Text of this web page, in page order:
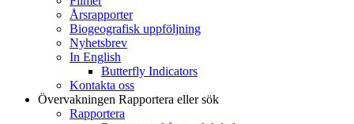
Årsrapporter
Biogeografisk uppföljning
Nyhetsbrev
In English
Butterfly Indicators
Kontakta oss
Övervakningen Rapportera eller sök
Rapportera